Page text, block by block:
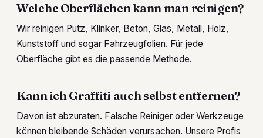
Welche Oberflächen kann man reinigen?
Wir reinigen Putz, Klinker, Beton, Glas, Metall, Holz,
Kunststoff und sogar Fahrzeugfolien. Für jede
Oberfläche gibt es die passende Methode.
Kann ich Graffiti auch selbst entfernen?
Davon ist abzuraten. Falsche Reiniger oder Werkzeuge
können bleibende Schäden verursachen. Unsere Profis